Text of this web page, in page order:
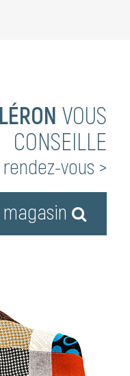
VOUS
CONSEILLE
vous >
magasin